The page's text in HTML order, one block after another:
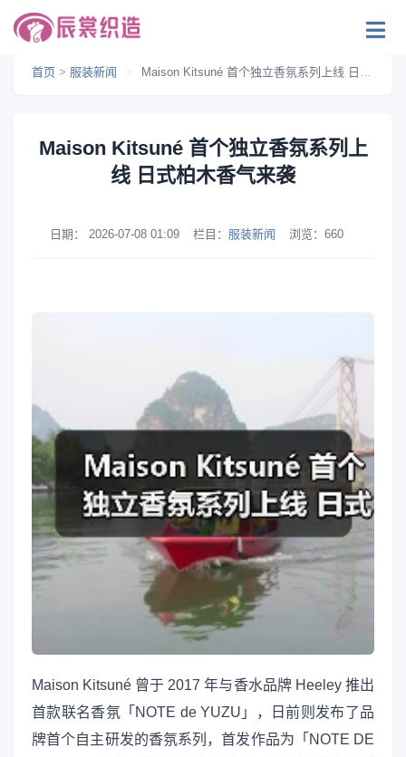
首页 > 服装新闻 > Maison Kitsuné 首个独立香氛系列上线 日式柏木香气来袭
Maison Kitsuné 首个独立香氛系列上
线 日式柏木香气来袭
日期： 2026-07-08 01:09 栏目： 服装新闻 浏览： 660
Maison Kitsuné 曾于 2017 年与香水品牌 Heeley 推出
首款联名香氛「NOTE de YUZU」，日前则发布了品
牌首个自主研发的香氛系列，首发作品为「NOTE DE